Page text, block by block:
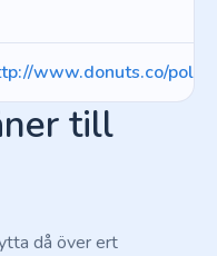
www.donuts.co/
till
då över ert